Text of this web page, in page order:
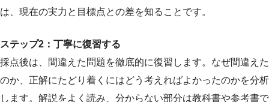
は、現在の実力と目標点との差を知ることです。
ステップ2：丁寧に復習する
採点後は、間違えた問題を徹底的に復習します。なぜ間違えた
のか、正解にたどり着くにはどう考えればよかったのかを分析
します。解説をよく読み、分からない部分は教科書や参考書で